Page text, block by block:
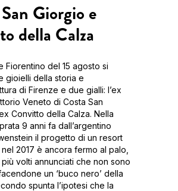
Giorgio e
della Calza
Fiorentino del 15 agosto si
gioielli della storia e
di Firenze e due gialli: l’ex
Veneto di Costa San
Convitto della Calza. Nella
9 anni fa dall’argentino
il progetto di un resort
2017 è ancora fermo al palo,
volti annunciati che non sono
un ‘buco nero’ della
spunta l’ipotesi che la